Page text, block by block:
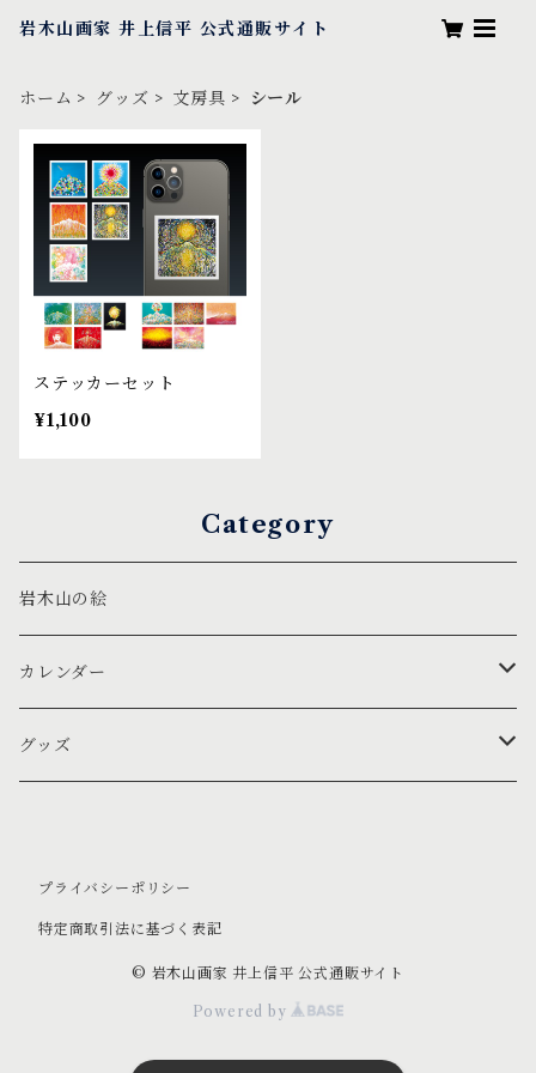
岩木山画家 井上信平 公式通販サイト
ホーム グッズ 文房具 シール
ステッカーセット
¥1,100
Category
岩木山の絵
カレンダー
壁掛け
グッズ
ポストカード
オブジェ ほか
プライバシーポリシー
特定商取引法に基づく表記
© 岩木山画家 井上信平 公式通販サイト
Powered by